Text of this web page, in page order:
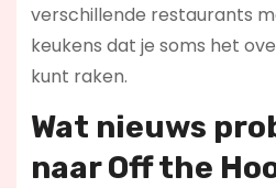
verschillende restaurants
keukens dat je soms het
kunt raken.
Wat nieuws
naar Off the